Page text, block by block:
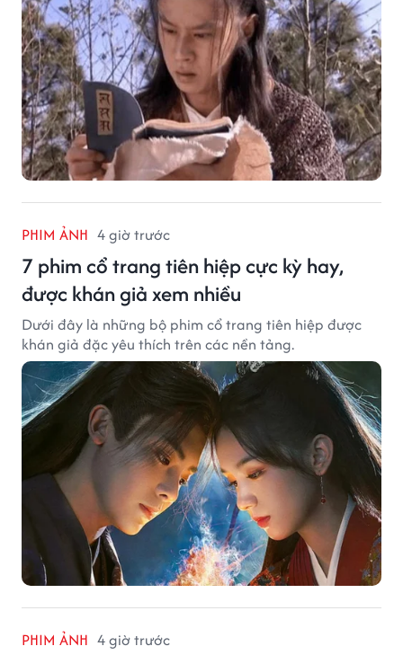
PHIM ẢNH 4 giờ trước
7 phim cổ trang tiên hiệp cực kỳ hay,
được khán giả xem nhiều
Dưới đây là những bộ phim cổ trang tiên hiệp được
khán giả đặc yêu thích trên các nền tảng.
PHIM ẢNH 4 giờ trước